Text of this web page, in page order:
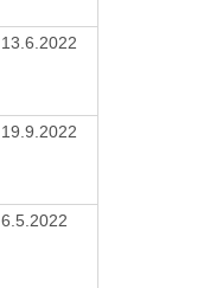
13.6.2022
19.9.2022
6.5.2022